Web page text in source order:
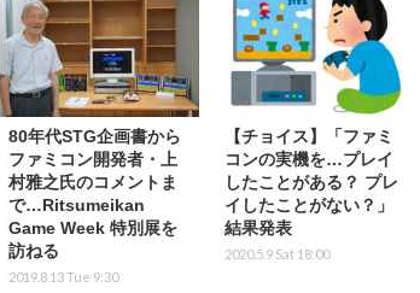
80年代STG企画書から
ファミコン開発者・上
村雅之氏のコメントま
で…Ritsumeikan
Game Week 特別展を
訪ねる
2019.8.13 Tue 9:30
【チョイス】「ファミ
コンの実機を…プレイ
したことがある？ プレ
イしたことがない？」
結果発表
2020.5.9 Sat 18:00